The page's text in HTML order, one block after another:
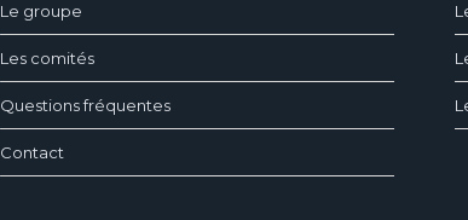
Le groupe
Les comités
Questions fréquentes
Contact